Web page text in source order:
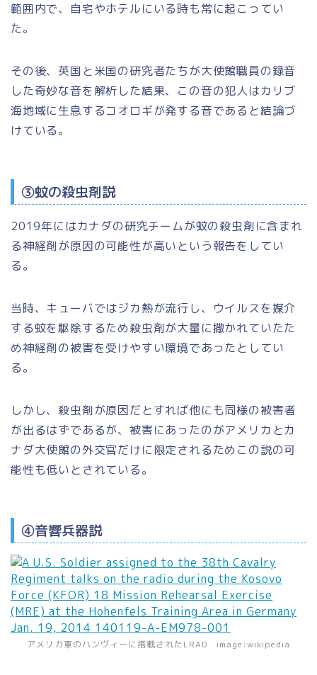
範囲内で、自宅やホテルにいる時も常に起こってい
た。
その後、英国と米国の研究者たちが大使館職員の録音
した奇妙な音を解析した結果、この音の犯人はカリブ
海地域に生息するコオロギが発する音であると結論づ
けている。
③蚊の殺虫剤説
2019年にはカナダの研究チームが蚊の殺虫剤に含まれ
る神経剤が原因の可能性が高いという報告をしてい
る。
当時、キューバではジカ熱が流行し、ウイルスを媒介
する蚊を駆除するため殺虫剤が大量に撒かれていたた
め神経剤の被害を受けやすい環境であったとしてい
る。
しかし、殺虫剤が原因だとすれば他にも同様の被害者
が出るはずであるが、被害にあったのがアメリカとカ
ナダ大使館の外交官だけに限定されるためこの説の可
能性も低いとされている。
④音響兵器説
アメリカ軍のハンヴィーに搭載されたLRAD image:wikipedia